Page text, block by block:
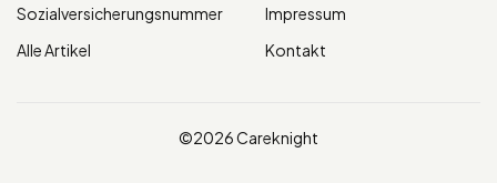
Sozialversicherungsnummer
Alle Artikel
Impressum
Kontakt
©2026 Careknight